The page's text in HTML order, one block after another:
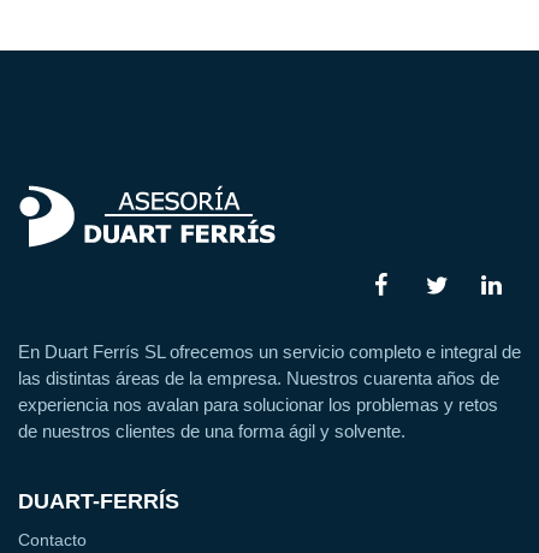
En Duart Ferrís SL ofrecemos un servicio completo e integral de
las distintas áreas de la empresa. Nuestros cuarenta años de
experiencia nos avalan para solucionar los problemas y retos
de nuestros clientes de una forma ágil y solvente.
DUART-FERRÍS
Contacto